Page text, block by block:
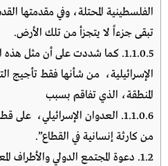
الفلسطينية المحتلة، وفي مقدمتها
تبقى جزءاً لا يتجزأ من تلك الأرض.
1.1.0.5. كما شددت على أن مثل هذه
الإسرائيلية، من شأنها فقط تأجيج
المنطقة، الذي تفاقم بسبب
1.1.0.6. العدوان الإسرائيلي، على
من كارثة إنسانية في القطاع”.
1.2. دعوة المجتمع الدولي والأطراف